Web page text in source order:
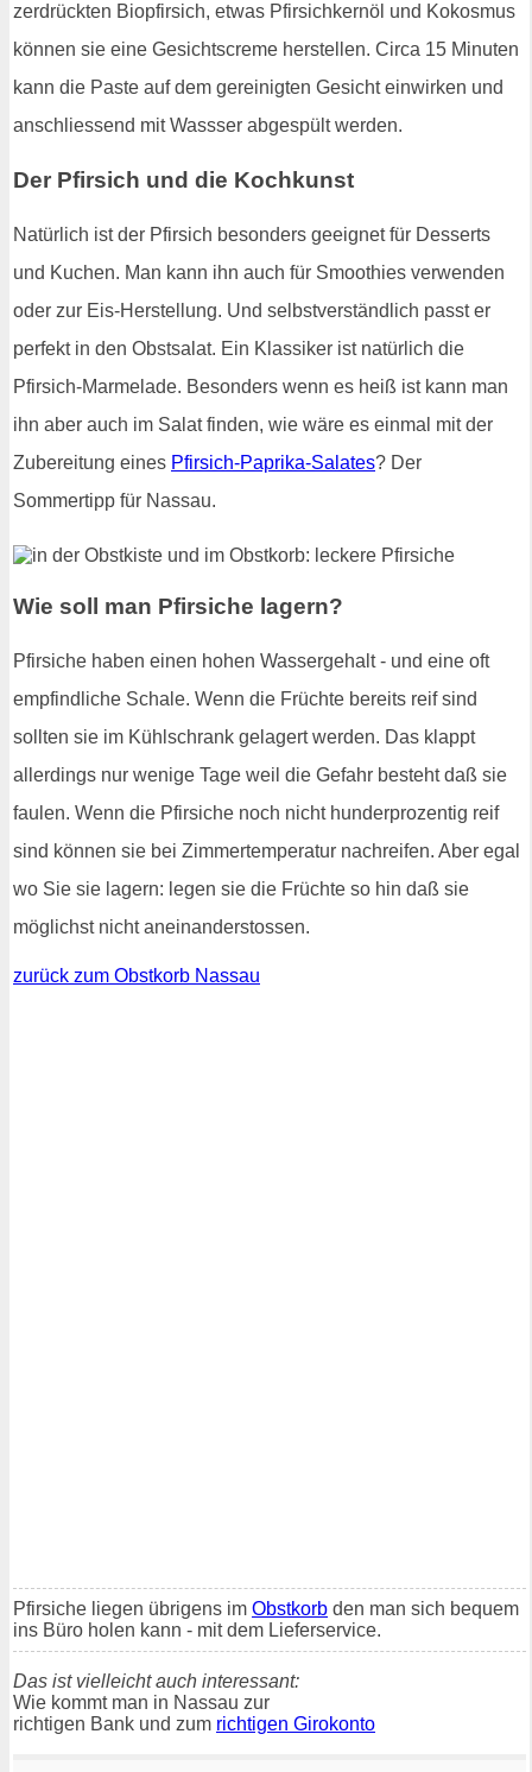
zerdrückten Biopfirsich, etwas Pfirsichkernöl und Kokosmus
können sie eine Gesichtscreme herstellen. Circa 15 Minuten
kann die Paste auf dem gereinigten Gesicht einwirken und
anschliessend mit Wassser abgespült werden.
Der Pfirsich und die Kochkunst
Natürlich ist der Pfirsich besonders geeignet für Desserts
und Kuchen. Man kann ihn auch für Smoothies verwenden
oder zur Eis-Herstellung. Und selbstverständlich passt er
perfekt in den Obstsalat. Ein Klassiker ist natürlich die
Pfirsich-Marmelade. Besonders wenn es heiß ist kann man
ihn aber auch im Salat finden, wie wäre es einmal mit der
Zubereitung eines Pfirsich-Paprika-Salates? Der
Sommertipp für Nassau.
Wie soll man Pfirsiche lagern?
Pfirsiche haben einen hohen Wassergehalt - und eine oft
empfindliche Schale. Wenn die Früchte bereits reif sind
sollten sie im Kühlschrank gelagert werden. Das klappt
allerdings nur wenige Tage weil die Gefahr besteht daß sie
faulen. Wenn die Pfirsiche noch nicht hunderprozentig reif
sind können sie bei Zimmertemperatur nachreifen. Aber egal
wo Sie sie lagern: legen sie die Früchte so hin daß sie
möglichst nicht aneinanderstossen.
zurück zum Obstkorb Nassau
Pfirsiche liegen übrigens im Obstkorb den man sich bequem
ins Büro holen kann - mit dem Lieferservice.
Das ist vielleicht auch interessant:
Wie kommt man in Nassau zur
richtigen Bank und zum richtigen Girokonto